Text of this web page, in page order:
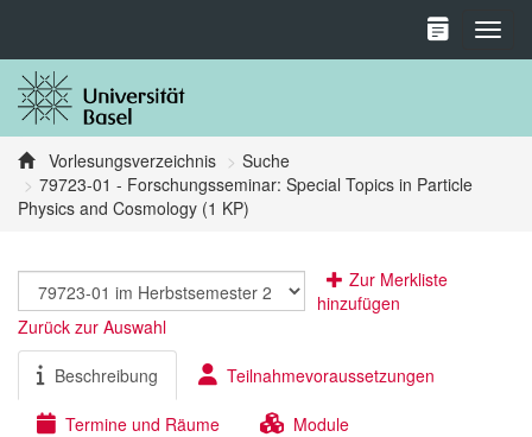
Vorlesungsverzeichnis
Suche
79723-01 - Forschungsseminar: Special Topics in Particle
Physics and Cosmology (1 KP)
Zur Merkliste
hinzufügen
Zurück zur Auswahl
Beschreibung Teilnahmevoraussetzungen
Termine und Räume Module